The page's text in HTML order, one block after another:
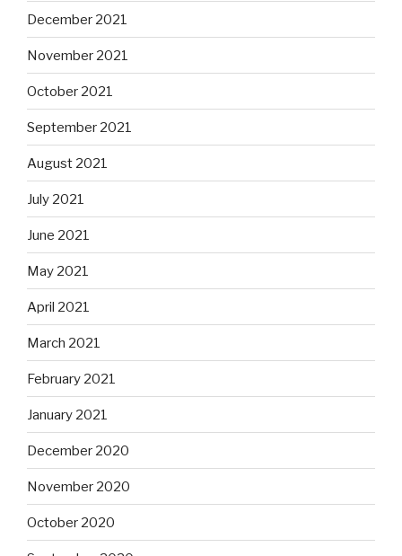
December 2021
November 2021
October 2021
September 2021
August 2021
July 2021
June 2021
May 2021
April 2021
March 2021
February 2021
January 2021
December 2020
November 2020
October 2020